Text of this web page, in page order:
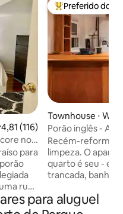
de uma avaliação média
4,81 (116)
no
para
rua
da
40
Entre os
Preferido dos
Townhouse ⋅
Porão inglês -
em Bloomingdale:
Recém-
limpeza. O
quarto é seu -
trancada,
cama queen size
solteiro), TV a
para aluguel